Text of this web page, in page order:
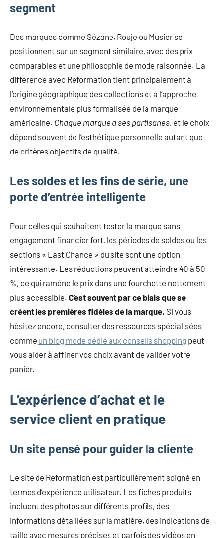
segment
Des marques comme Sézane, Rouje ou Musier se
positionnent sur un segment similaire, avec des prix
comparables et une philosophie de mode raisonnée. La
différence avec Reformation tient principalement à
l’origine géographique des collections et à l’approche
environnementale plus formalisée de la marque
américaine. Chaque marque a ses partisanes, et le choix
dépend souvent de l’esthétique personnelle autant que
de critères objectifs de qualité.
Les soldes et les fins de série, une
porte d’entrée intelligente
Pour celles qui souhaitent tester la marque sans
engagement financier fort, les périodes de soldes ou les
sections « Last Chance » du site sont une option
intéressante. Les réductions peuvent atteindre 40 à 50
%, ce qui ramène le prix dans une fourchette nettement
plus accessible. C’est souvent par ce biais que se
créent les premières fidèles de la marque. Si vous
hésitez encore, consulter des ressources spécialisées
comme un blog mode dédié aux conseils shopping peut
vous aider à affiner vos choix avant de valider votre
panier.
L’expérience d’achat et le
service client en pratique
Un site pensé pour guider la cliente
Le site de Reformation est particulièrement soigné en
termes d’expérience utilisateur. Les fiches produits
incluent des photos sur différents profils, des
informations détaillées sur la matière, des indications de
taille avec mesures précises et parfois des vidéos en